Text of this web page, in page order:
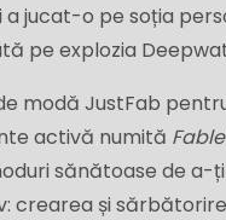
a jucat-o pe soția
pe explozia
modă JustFab
activă numită
sănătoase de a-ți
crearea și